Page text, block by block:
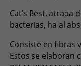
Cat’s Best, atrapa
bacterias, ha al
Consiste en fibras
Estos se elaboran